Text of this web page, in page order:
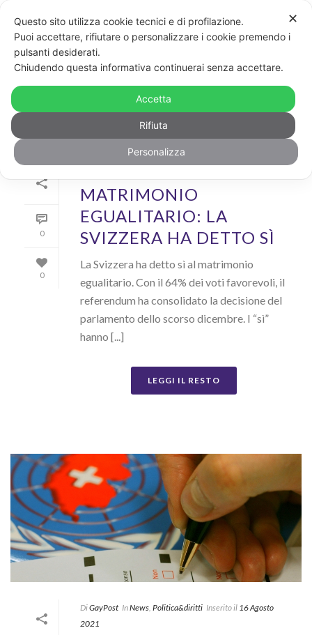
ARCHIVIO
0
0
MATRIMONIO
EGUALITARIO: LA
SVIZZERA HA DETTO SÌ
La Svizzera ha detto sì al matrimonio
egualitario. Con il 64% dei voti favorevoli, il
referendum ha consolidato la decisione del
parlamento dello scorso dicembre. I “sì”
hanno [...]
LEGGI IL RESTO
DiGayPost InNews, Politica&diritti Inserito il 16 Agosto
2021
✕
Questo sito utilizza cookie tecnici e di profilazione.
Puoi accettare, rifiutare o personalizzare i cookie premendo i
pulsanti desiderati.
Chiudendo questa informativa continuerai senza accettare.
Accetta
Rifiuta
Personalizza